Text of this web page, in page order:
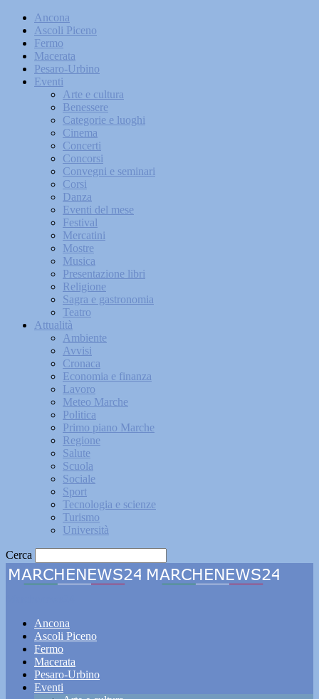
Ancona
Ascoli Piceno
Fermo
Macerata
Pesaro-Urbino
Eventi
Arte e cultura
Benessere
Categorie e luoghi
Cinema
Concerti
Concorsi
Convegni e seminari
Corsi
Danza
Eventi del mese
Festival
Mercatini
Mostre
Musica
Presentazione libri
Religione
Sagra e gastronomia
Teatro
Attualità
Ambiente
Avvisi
Cronaca
Economia e finanza
Lavoro
Meteo Marche
Politica
Primo piano Marche
Regione
Salute
Scuola
Sociale
Sport
Tecnologia e scienze
Turismo
Università
Cerca
Ancona
Ascoli Piceno
Fermo
Macerata
Pesaro-Urbino
Eventi